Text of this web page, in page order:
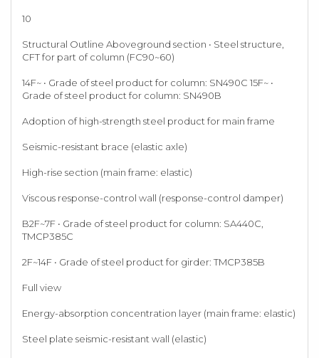
10
Structural Outline Aboveground section • Steel structure,
CFT for part of column (FC90~60)
14F~ • Grade of steel product for column: SN490C 15F~ •
Grade of steel product for column: SN490B
Adoption of high-strength steel product for main frame
Seismic-resistant brace (elastic axle)
High-rise section (main frame: elastic)
Viscous response-control wall (response-control damper)
B2F~7F • Grade of steel product for column: SA440C,
TMCP385C
2F~14F • Grade of steel product for girder: TMCP385B
Full view
Energy-absorption concentration layer (main frame: elastic)
Steel plate seismic-resistant wall (elastic)